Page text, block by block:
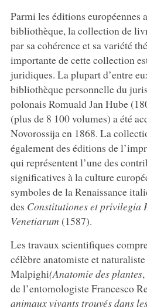
Parmi les éditions européennes
bibliothèque, la collection de
par sa cohérence et sa variété
importante de cette collection
juridiques. La plupart d’entre
bibliothèque personnelle du
polonais Romuald Jan Hube
(plus de 8 100 volumes) a été
Novorossija en 1868. La
également des éditions de
qui représentent l’une des
significatives à la culture
symboles de la Renaissance
des Constitutiones et privilegia
Venetiarum (1587).
Les travaux scientifiques
célèbre anatomiste et
Malpighi(Anatomie des plantes,
de l’entomologiste Francesco
animaux vivants trouvés dans